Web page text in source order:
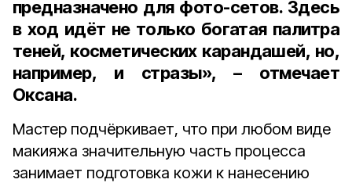
предназначено для фото-сетов. Здесь
в ход идёт не только богатая палитра
теней, косметических карандашей, но,
например, и стразы», – отмечает
Оксана.
Мастер подчёркивает, что при любом виде
макияжа значительную часть процесса
занимает подготовка кожи к нанесению